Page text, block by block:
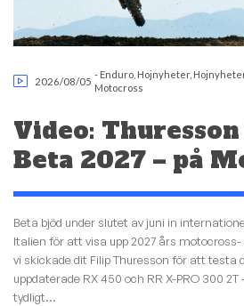
2026/08/05
- Enduro Hojnyheter,
Motocross
Video:
Beta 2027 – på
Beta bjöd under slutet av juni in
Italien för att visa upp 2027 års
vi skickade dit Filip Thuresson för att testa
uppdaterade RX 450 och RR X-PRO 300
tydligt...